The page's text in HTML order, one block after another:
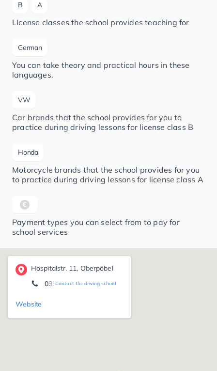
B A
LIcense classes the school provides teaching for
German
You can take theory and practical hours in these
languages.
VW
Car brands that the school provides for you to
practice during driving lessons for license class B
Honda
Motorcycle brands that the school provides for you
to practice during driving lessons for license class A
Payment types you can select from to pay for
school services
Hospitalstr. 11, Oberpöbel
Contact the driving school
03504/616000
Website